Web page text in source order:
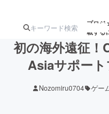
プロジ
載する
ターン
ジェクト
初の海外遠征！
Asiaサポー
Nozomiru0704 ゲー